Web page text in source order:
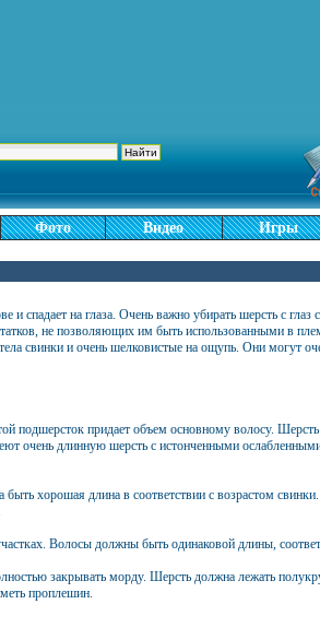
Фото Видео Игры
спадает на глаза. Очень важно убирать шерсть с глаз
не позволяющих им быть использованными в
свинки и очень шелковистые на ощупь. Они могут
подшерсток придает объем основному волосу.
очень длинную шерсть с истонченными
хорошая длина в соответствии с возрастом
Волосы должны быть одинаковой длины,
закрывать морду. Шерсть должна лежать
проплешин.